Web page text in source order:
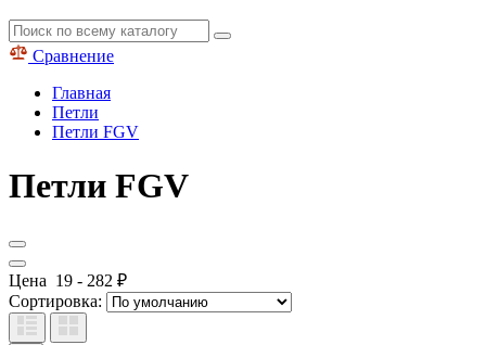
Сравнение
Главная
Петли
Петли FGV
Петли FGV
Цена 19 - 282 ₽
Сортировка: